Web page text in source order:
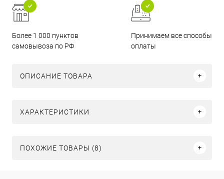
Более 1 000 пунктов
самовывоза по РФ
Принимаем все способы
оплаты
ОПИСАНИЕ ТОВАРА
ХАРАКТЕРИСТИКИ
ПОХОЖИЕ ТОВАРЫ (8)